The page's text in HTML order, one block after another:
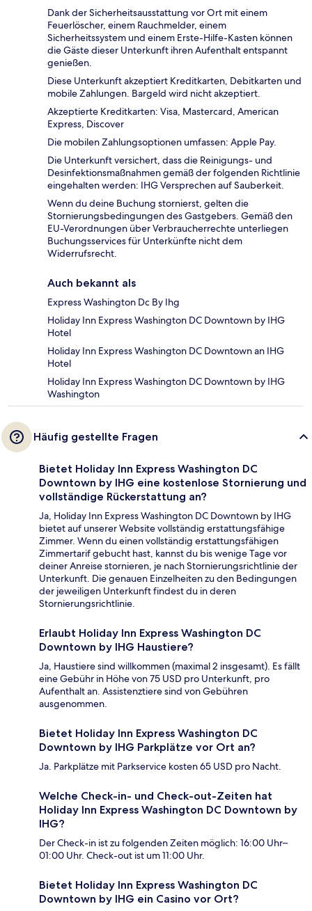
Dank der Sicherheitsausstattung vor Ort mit einem
Feuerlöscher, einem Rauchmelder, einem
Sicherheitssystem und einem Erste-Hilfe-Kasten können
die Gäste dieser Unterkunft ihren Aufenthalt entspannt
genießen.
Diese Unterkunft akzeptiert Kreditkarten, Debitkarten und
mobile Zahlungen. Bargeld wird nicht akzeptiert.
Akzeptierte Kreditkarten: Visa, Mastercard, American
Express, Discover
Die mobilen Zahlungsoptionen umfassen: Apple Pay.
Die Unterkunft versichert, dass die Reinigungs- und
Desinfektionsmaßnahmen gemäß der folgenden Richtlinie
eingehalten werden: IHG Versprechen auf Sauberkeit.
Wenn du deine Buchung stornierst, gelten die
Stornierungsbedingungen des Gastgebers. Gemäß den
EU-Verordnungen über Verbraucherrechte unterliegen
Buchungsservices für Unterkünfte nicht dem
Widerrufsrecht.
Auch bekannt als
Express Washington Dc By Ihg
Holiday Inn Express Washington DC Downtown by IHG
Hotel
Holiday Inn Express Washington DC Downtown an IHG
Hotel
Holiday Inn Express Washington DC Downtown by IHG
Washington
Häufig gestellte Fragen
Bietet Holiday Inn Express Washington DC
Downtown by IHG eine kostenlose Stornierung und
vollständige Rückerstattung an?
Ja, Holiday Inn Express Washington DC Downtown by IHG
bietet auf unserer Website vollständig erstattungsfähige
Zimmer. Wenn du einen vollständig erstattungsfähigen
Zimmertarif gebucht hast, kannst du bis wenige Tage vor
deiner Anreise stornieren, je nach Stornierungsrichtlinie der
Unterkunft. Die genauen Einzelheiten zu den Bedingungen
der jeweiligen Unterkunft findest du in deren
Stornierungsrichtlinie.
Erlaubt Holiday Inn Express Washington DC
Downtown by IHG Haustiere?
Ja, Haustiere sind willkommen (maximal 2 insgesamt). Es fällt
eine Gebühr in Höhe von 75 USD pro Unterkunft, pro
Aufenthalt an. Assistenztiere sind von Gebühren
ausgenommen.
Bietet Holiday Inn Express Washington DC
Downtown by IHG Parkplätze vor Ort an?
Ja. Parkplätze mit Parkservice kosten 65 USD pro Nacht.
Welche Check-in- und Check-out-Zeiten hat
Holiday Inn Express Washington DC Downtown by
IHG?
Der Check-in ist zu folgenden Zeiten möglich: 16:00 Uhr–
01:00 Uhr. Check-out ist um 11:00 Uhr.
Bietet Holiday Inn Express Washington DC
Downtown by IHG ein Casino vor Ort?